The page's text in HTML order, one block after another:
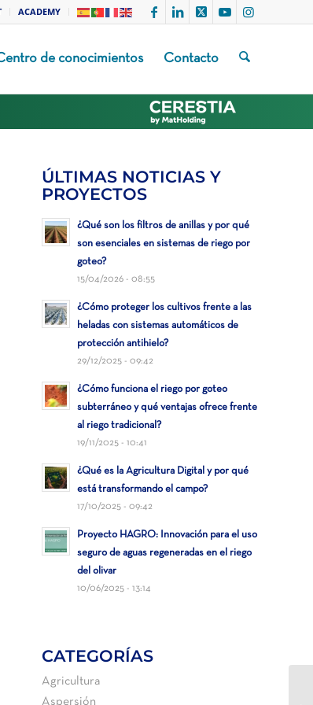
ACADEMY
de conocimientos Contacto
ÚLTIMAS NOTICIAS Y
PROYECTOS
¿Qué son los filtros de anillas y por qué
son esenciales en sistemas de riego por
goteo?
15/04/2026 - 08:55
¿Cómo proteger los cultivos frente a las
heladas con sistemas automáticos de
protección antihielo?
29/12/2025 - 09:42
¿Cómo funciona el riego por goteo
subterráneo y qué ventajas ofrece frente
al riego tradicional?
19/11/2025 - 10:41
¿Qué es la Agricultura Digital y por qué
está transformando el campo?
17/10/2025 - 09:42
Proyecto HAGRO: Innovación para el uso
seguro de aguas regeneradas en el riego
del olivar
10/06/2025 - 13:14
CATEGORÍAS
Agricultura
Aspersión